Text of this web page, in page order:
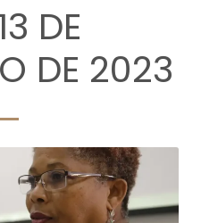
DE
DE 2023